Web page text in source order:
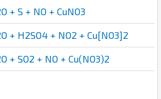
+ S + NO + CuNO3
+ H2SO4 + NO2 + Cu[NO3]2
+ SO2 + NO + Cu(NO3)2